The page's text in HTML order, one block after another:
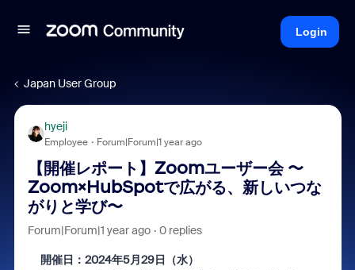
Login
Japan User Group
hyeji
Employee Forum|Forum|1 year ago
【開催レポート】Zoomユーザー会 〜
Zoom×HubSpotで広がる、新しいつな
がりと学び〜
Forum|Forum|1 year ago 0 replies
開催日：2024年5月29日（水）